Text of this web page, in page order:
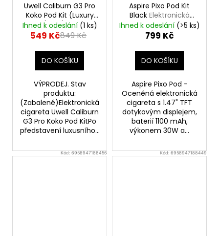
Uwell Caliburn G3 Pro
Koko Pod Kit (Luxury
Gold) - VÝPRODEJ.
Ihned k odeslání (1 ks)
549 Kč849 Kč
DO KOŠÍKU
VÝPRODEJ. Stav
produktu:
(Zabalené)Elektronická
cigareta Uwell Caliburn
G3 Pro Koko Pod KitPo
představení luxusního...
Aspire Pixo Pod Kit
Black Elektronická
cigareta
Ihned k odeslání (>5 ks)
799 Kč
DO KOŠÍKU
Aspire Pixo Pod -
Oceněná elektronická
cigareta s 1.47" TFT
dotykovým displejem,
baterií 1100 mAh,
výkonem 30W a...
Kód:6958947188456 Kód:6958947188449